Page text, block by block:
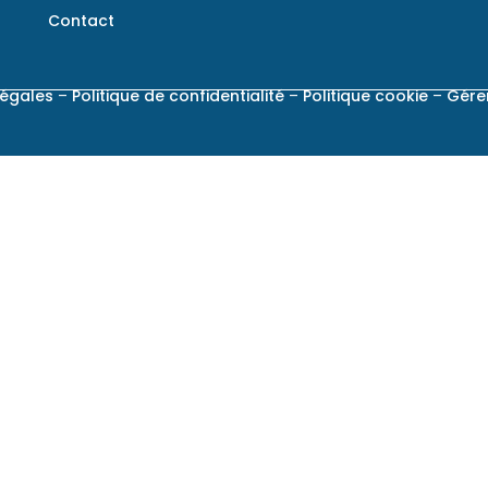
Contact
–Politique de confidentialité–Politique cookie–